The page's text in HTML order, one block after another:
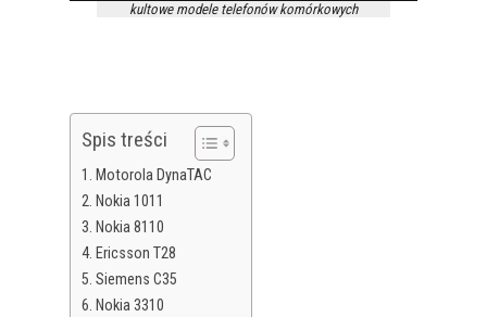
kultowe modele telefonów komórkowych
Spis treści
Motorola DynaTAC
Nokia 1011
Nokia 8110
Ericsson T28
Siemens C35
Nokia 3310